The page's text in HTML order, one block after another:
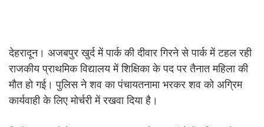
देहरादून। अजबपुर खुर्द में पार्क की दीवार गिरने से पार्क में टहल रही
राजकीय प्राथमिक विद्यालय में शिक्षिका के पद पर तैनात महिला की
मौत हो गई। पुलिस ने शव का पंचायतनामा भरकर शव को अग्रिम
कार्यवाही के लिए मोर्चरी में रखवा दिया है।